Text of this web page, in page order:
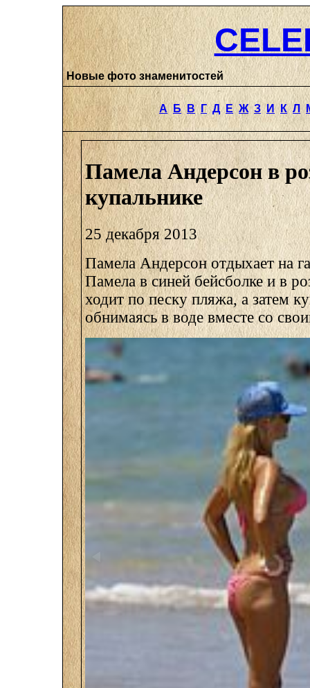
Новые фото знаменитостей
А Б В Г Д Е Ж З И К Л
Памела Андерсон в
купальнике
25 декабря 2013
Памела Андерсон отдыхает на
Памела в синей бейсболке и в
ходит по песку пляжа, а затем
обнимаясь в воде вместе со